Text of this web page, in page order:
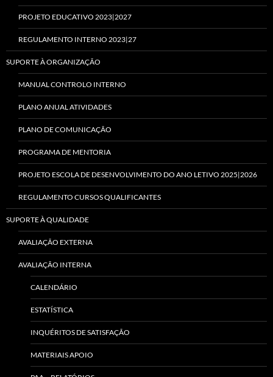
PROJETO EDUCATIVO 2023|2027
REGULAMENTO INTERNO 2023|27
SUPORTE À ORGANIZAÇÃO
MANUAL CONTROLO INTERNO
PLANO ANUAL ATIVIDADES
PLANO DE COMUNICAÇÃO
PROGRAMA DE MENTORIA
PROJETO ESCOLA DE DESENVOLVIMENTO DO ANO LETIVO 2025|2026
REGULAMENTO CURSOS QUALIFICANTES
SUPORTE À QUALIDADE
AVALIAÇÃO EXTERNA
AVALIAÇÃO INTERNA
CALENDÁRIO
ESTATÍSTICA
INQUÉRITOS DE SATISFAÇÃO
MATERIAIS APOIO